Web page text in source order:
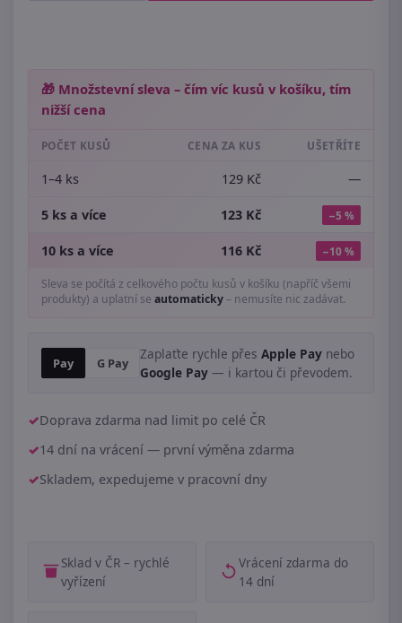
🎁 Množstevní sleva – čím víc kusů v košíku, tím
nižší cena
POČET KUSŮ CENA ZA KUS UŠETŘÍTE
1–4 ks 129 Kč —
5 ks a více 123 Kč −5 %
10 ks a více 116 Kč −10 %
Sleva se počítá z celkového počtu kusů v košíku (napříč všemi
produkty) a uplatní se automaticky– nemusíte nic zadávat.
Pay G Pay
Zaplaťte rychle přes Apple Pay nebo
Google Pay — i kartou či převodem.
Doprava zdarma nad limit po celé ČR
14 dní na vrácení — první výměna zdarma
Skladem, expedujeme v pracovní dny
Sklad v ČR – rychlé
vyřízení
Vrácení zdarma do
14 dní